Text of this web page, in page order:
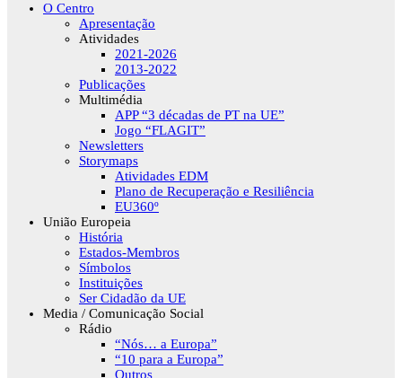
O Centro
Apresentação
Atividades
2021-2026
2013-2022
Publicações
Multimédia
APP “3 décadas de PT na UE”
Jogo “FLAGIT”
Newsletters
Storymaps
Atividades EDM
Plano de Recuperação e Resiliência
EU360º
União Europeia
História
Estados-Membros
Símbolos
Instituições
Ser Cidadão da UE
Media / Comunicação Social
Rádio
“Nós… a Europa”
“10 para a Europa”
Outros